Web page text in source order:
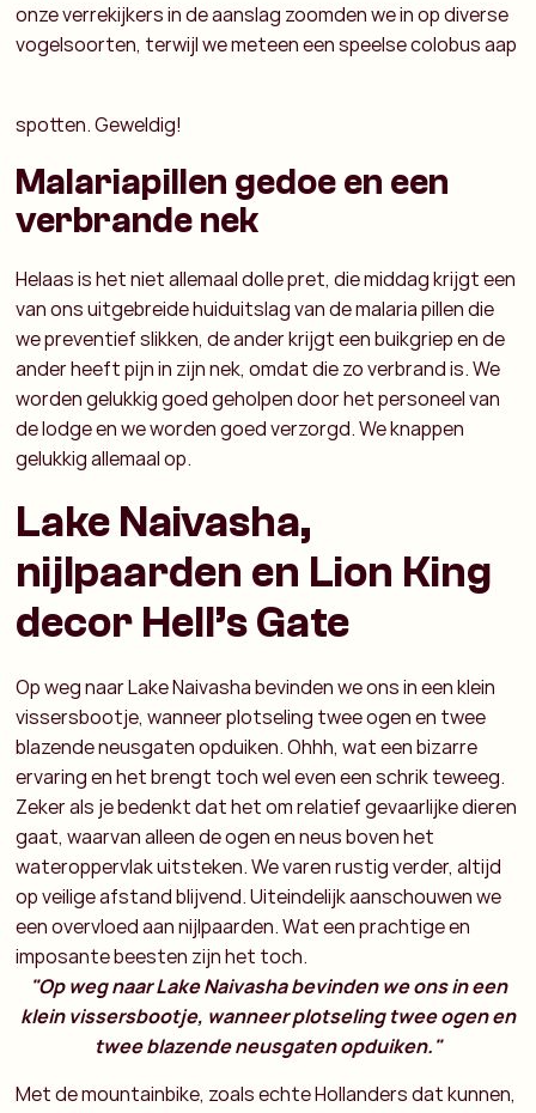
onze verrekijkers in de aanslag zoomden we in op diverse
vogelsoorten, terwijl we meteen een speelse colobus aap
spotten. Geweldig!
Malariapillen gedoe en een
verbrande nek
Helaas is het niet allemaal dolle pret, die middag krijgt een
van ons uitgebreide huiduitslag van de malaria pillen die
we preventief slikken, de ander krijgt een buikgriep en de
ander heeft pijn in zijn nek, omdat die zo verbrand is. We
worden gelukkig goed geholpen door het personeel van
de lodge en we worden goed verzorgd. We knappen
gelukkig allemaal op.
Lake Naivasha,
nijlpaarden en Lion King
decor Hell’s Gate
Op weg naar Lake Naivasha bevinden we ons in een klein
vissersbootje, wanneer plotseling twee ogen en twee
blazende neusgaten opduiken. Ohhh, wat een bizarre
ervaring en het brengt toch wel even een schrik teweeg.
Zeker als je bedenkt dat het om relatief gevaarlijke dieren
gaat, waarvan alleen de ogen en neus boven het
wateroppervlak uitsteken. We varen rustig verder, altijd
op veilige afstand blijvend. Uiteindelijk aanschouwen we
een overvloed aan nijlpaarden. Wat een prachtige en
imposante beesten zijn het toch.
"Op weg naar Lake Naivasha bevinden we ons in een
klein vissersbootje, wanneer plotseling twee ogen en
twee blazende neusgaten opduiken."
Met de mountainbike, zoals echte Hollanders dat kunnen,